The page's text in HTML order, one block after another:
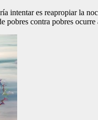
intentar es reapropiar la
pobres contra pobres ocurre